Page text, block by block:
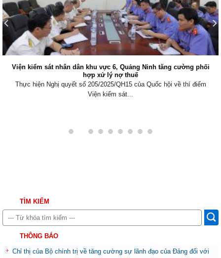
Viện kiểm sát nhân dân khu vực 6, Quảng Ninh tăng cường phối
hợp xử lý nợ thuế
Thực hiện Nghị quyết số 205/2025/QH15 của Quốc hội về thí điểm
Viện kiểm sát...
TÌM KIẾM
THÔNG BÁO
Chỉ thị của Bộ chính trị về tăng cường sự lãnh đạo của Đảng đối với